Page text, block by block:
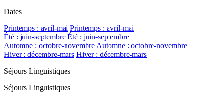
Dates
Printemps : avril-mai Printemps : avril-mai
Été : juin-septembre Été : juin-septembre
Automne : octobre-novembreAutomne : octobre-novembre
Hiver : décembre-mars Hiver : décembre-mars
Séjours Linguistiques
Séjours Linguistiques